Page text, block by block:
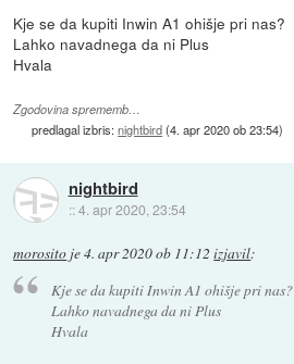
Kje se da kupiti Inwin A1 ohišje pri nas?
Lahko navadnega da ni Plus
Hvala
Zgodovina sprememb…
predlagal izbris:nightbird(4. apr 2020 ob 23:54)
nightbird
::4. apr 2020, 23:54
morosito je4. apr 2020 ob 11:12 izjavil:
Kje se da kupiti Inwin A1 ohišje pri nas?
Lahko navadnega da ni Plus
Hvala